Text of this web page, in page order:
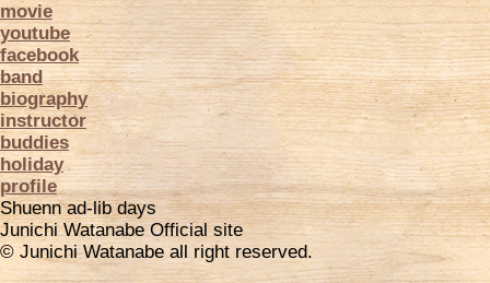
movie
youtube
facebook
band
biography
instructor
buddies
holiday
profile
Shuenn ad-lib days
Junichi Watanabe Official site
© Junichi Watanabe all right reserved.